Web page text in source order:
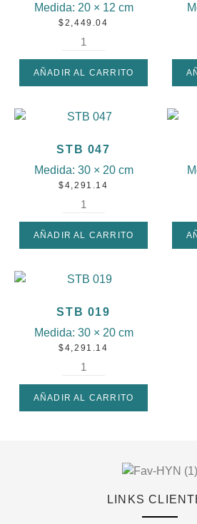
Medida: 20 × 12 cm
$2,449.04
AÑADIR AL CARRITO
STB 047
Medida: 30 × 20 cm
$4,291.14
AÑADIR AL CARRITO
STB 019
Medida: 30 × 20 cm
$4,291.14
AÑADIR AL CARRITO
LINKS